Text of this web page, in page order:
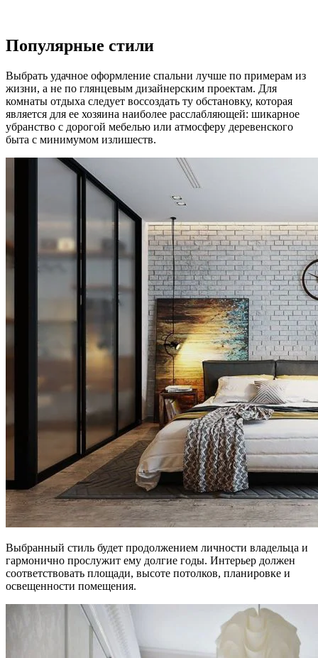
Популярные стили
Выбрать удачное оформление спальни лучше по примерам из
жизни, а не по глянцевым дизайнерским проектам. Для
комнаты отдыха следует воссоздать ту обстановку, которая
является для ее хозяина наиболее расслабляющей: шикарное
убранство с дорогой мебелью или атмосферу деревенского
быта с минимумом излишеств.
Выбранный стиль будет продолжением личности владельца и
гармонично прослужит ему долгие годы. Интерьер должен
соответствовать площади, высоте потолков, планировке и
освещенности помещения.